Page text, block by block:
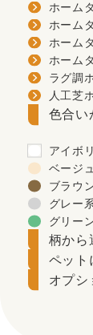
ホーム
ホーム
ホーム
ホーム
ラグ調
人工芝
色合い
アイボ
ベージ
ブラウ
グレー
グリー
柄から
ペット
オプシ